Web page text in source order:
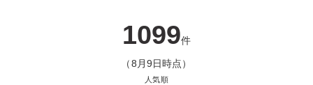
1099件
（8月9日時点）
人気順